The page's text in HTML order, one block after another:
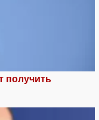
получить